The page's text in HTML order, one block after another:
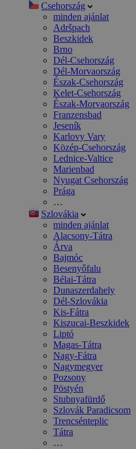
Csehország
minden ajánlat
Adršpach
Beszkidek
Brno
Dél-Csehország
Dél-Morvaország
Észak-Csehország
Kelet-Csehország
Észak-Morvaország
Franzensbad
Jeseník
Karlovy Vary
Közép-Csehország
Lednice-Valtice
Marienbad
Nyugat Csehország
Prága
…
Szlovákia
minden ajánlat
Alacsony-Tátra
Árva
Bajmóc
Besenyőfalu
Bélai-Tátra
Dunaszerdahely
Dél-Szlovákia
Kis-Fátra
Kiszucai-Beszkidek
Liptó
Magas-Tátra
Nagy-Fátra
Nagymegyer
Pozsony
Pöstyén
Stubnyafürdő
Szlovák Paradicsom
Trencsénteplic
Tátra
…